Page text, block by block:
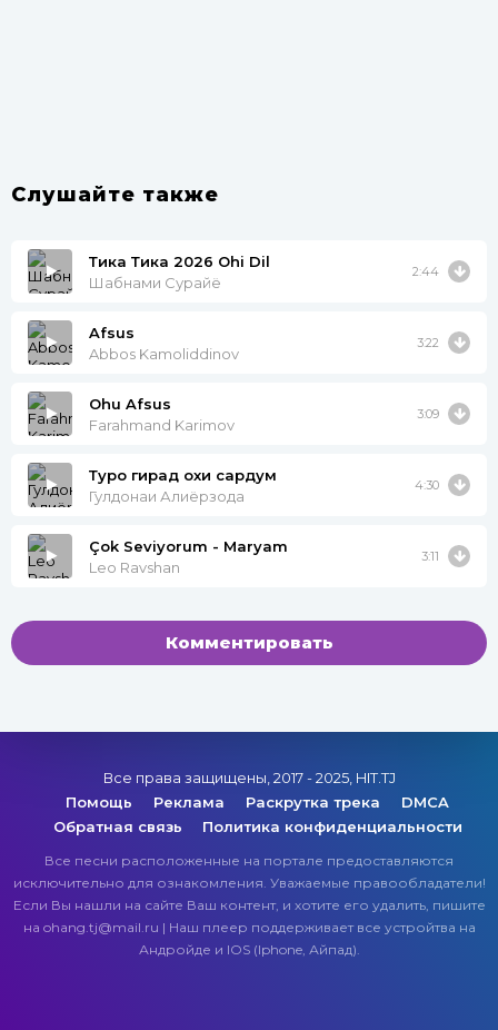
Слушайте также
Тика Тика 2026 Ohi Dil
Шабнами Сурайё
2:44
Afsus
Abbos Kamoliddinov
3:22
Ohu Afsus
Farahmand Karimov
3:09
Туро гирад охи сардум
Гулдонаи Алиёрзода
4:30
Çok Seviyorum - Maryam
Leo Ravshan
3:11
Комментировать
Все права защищены, 2017 - 2025, HIT.TJ
Помощь
Реклама Раскрутка трека
DMCA
Обратная связь
Политика конфиденциальности
Все песни расположенные на портале предоставляются
исключительно для ознакомления. Уважаемые правообладатели!
Если Вы нашли на сайте Ваш контент, и хотите его удалить, пишите
на ohang.tj@mail.ru | Наш плеер поддерживает все устройтва на
Андройде и IOS (Iphone, Айпад).